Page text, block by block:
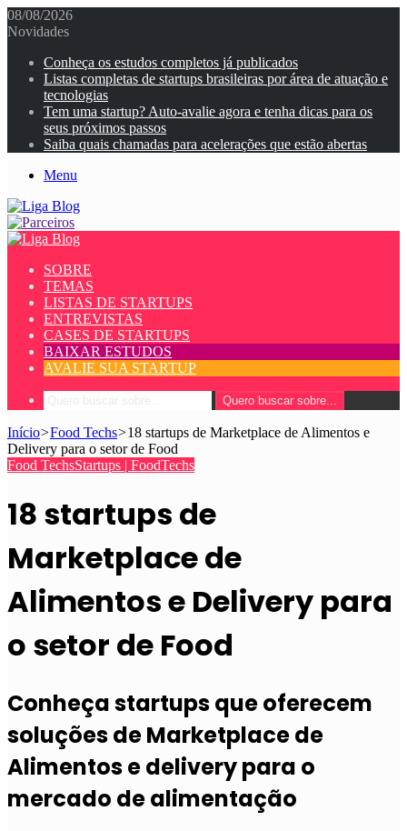
08/08/2026
Novidades
Conheça os estudos completos já publicados
Listas completas de startups brasileiras por área de atuação e
tecnologias
Tem uma startup? Auto-avalie agora e tenha dicas para os
seus próximos passos
Saiba quais chamadas para acelerações que estão abertas
Menu
SOBRE
TEMAS
LISTAS DE STARTUPS
ENTREVISTAS
CASES DE STARTUPS
BAIXAR ESTUDOS
AVALIE SUA STARTUP
Quero buscar sobre...
Início>Food Techs>18 startups de Marketplace de Alimentos e
Delivery para o setor de Food
Food TechsStartups | FoodTechs
18 startups de
Marketplace de
Alimentos e Delivery para
o setor de Food
Conheça startups que oferecem
soluções de Marketplace de
Alimentos e delivery para o
mercado de alimentação